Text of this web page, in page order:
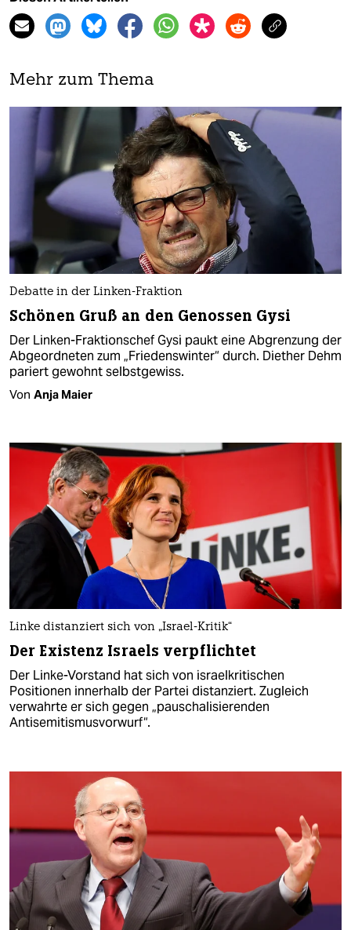
Mehr zum Thema
Debatte in der Linken-Fraktion
Schönen Gruß an den Genossen Gysi
Der Linken-Fraktionschef Gysi paukt eine Abgrenzung der
Abgeordneten zum „Friedenswinter“ durch. Diether Dehm
pariert gewohnt selbstgewiss.
Von Anja Maier
Linke distanziert sich von „Israel-Kritik“
Der Existenz Israels verpflichtet
Der Linke-Vorstand hat sich von israelkritischen
Positionen innerhalb der Partei distanziert. Zugleich
verwahrte er sich gegen „pauschalisierenden
Antisemitismusvorwurf“.